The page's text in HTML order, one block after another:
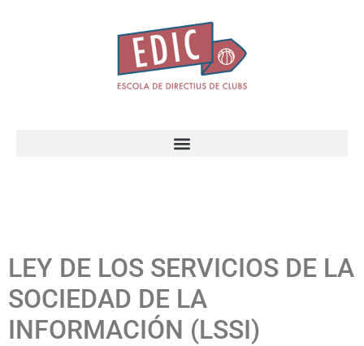
LEY DE LOS SERVICIOS DE LA
SOCIEDAD DE LA
INFORMACIÓN (LSSI)